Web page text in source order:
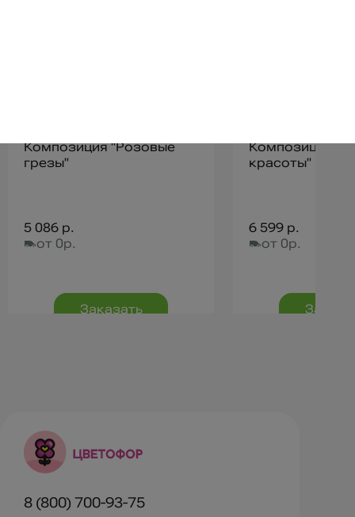
Композиция "Розовые
грезы"
5 086 р.
от 0р.
Заказать
Композиция
красоты"
6 599 р.
от 0р.
8 (800) 700-93-75